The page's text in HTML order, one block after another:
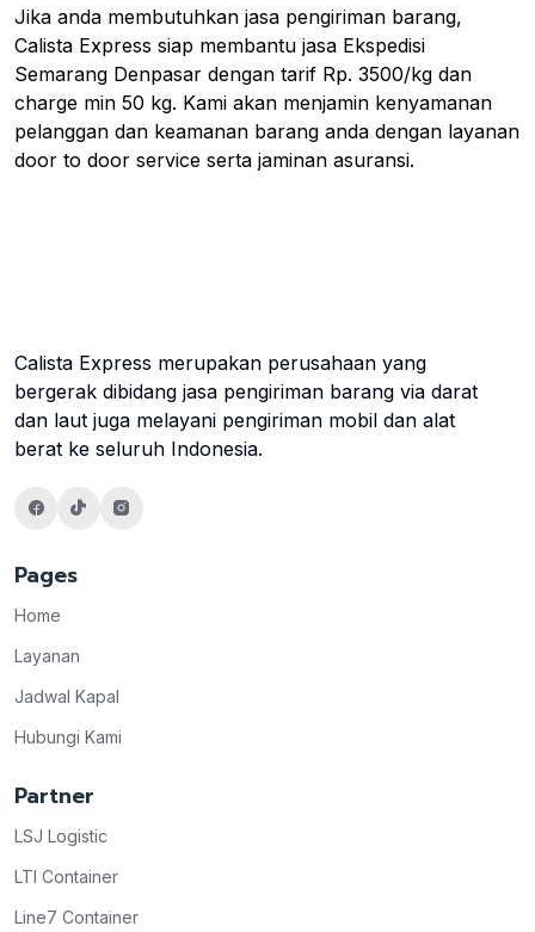
Jika anda membutuhkan jasa pengiriman barang,
Calista Express siap membantu jasa Ekspedisi
Semarang Denpasar dengan tarif Rp. 3500/kg dan
charge min 50 kg. Kami akan menjamin kenyamanan
pelanggan dan keamanan barang anda dengan layanan
door to door service serta jaminan asuransi.
Calista Express merupakan perusahaan yang
bergerak dibidang jasa pengiriman barang via darat
dan laut juga melayani pengiriman mobil dan alat
berat ke seluruh Indonesia.
Pages
Home
Layanan
Jadwal Kapal
Hubungi Kami
Partner
LSJ Logistic
LTI Container
Line7 Container